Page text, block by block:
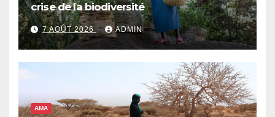
crise de la biodiversité
7 AOÛT 2026 ADMIN
AMA